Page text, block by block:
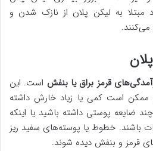
به لیکن پلان از نازک شدن و
قرمز براق یا بنفش است. این
است کمی یا زیاد خارش داشته
ضایعه پوستی داشته باشید یا اینکه
باشند. خطوط یا پوسته‌های سفید ریز
قرمز و بنفش دیده شوند.